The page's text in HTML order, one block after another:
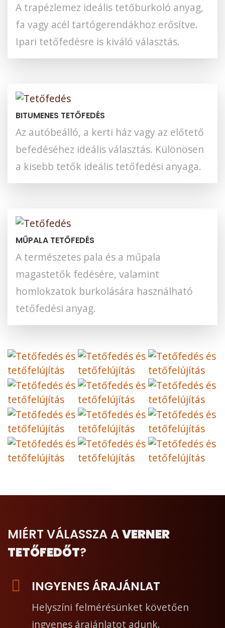
A trapézlemez ideális tetőburkoló anyag,
fa vagy acél tartógerendákhoz erősítve.
Ipari tetőfedésre is kiváló választás.
BITUMENES TETŐFEDÉS
Az autóbeálló, a kerti ház vagy az előtető
befedéséhez ideális választás. Különösen
a kisebb tetők ideális tetőfedési anyaga.
MŰPALA TETŐFEDÉS
A természetes pala és a műpala
magastetők fedésére, valamint
homlokzatok burkolására használható
tetőfedési anyag.
MIÉRT VÁLASSZA AVERNER
TETŐFEDŐT?
INGYENES ÁRAJÁNLAT
Helyszíni felmérésünket követően
ingyenes árajánlatot adunk.